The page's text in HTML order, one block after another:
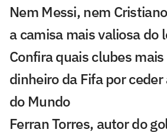
Nem Messi, nem
a camisa mais valiosa do
Confira quais clubes
dinheiro da Fifa por
do Mundo
Ferran Torres, autor do